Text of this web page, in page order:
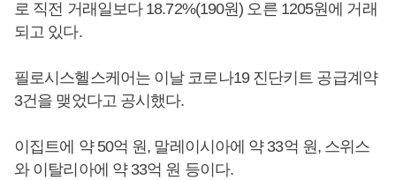
로 직전 거래일보다 18.72%(190원) 오른 1205원에 거래
되고 있다.
필로시스헬스케어는 이날 코로나19 진단키트 공급계약
3건을 맺었다고 공시했다.
이집트에 약 50억 원, 말레이시아에 약 33억 원, 스위스
와 이탈리아에 약 33억 원 등이다.